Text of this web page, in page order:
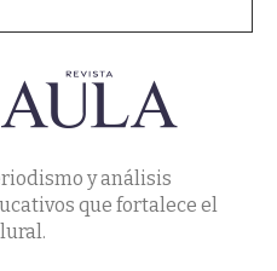
y análisis
que fortalece el